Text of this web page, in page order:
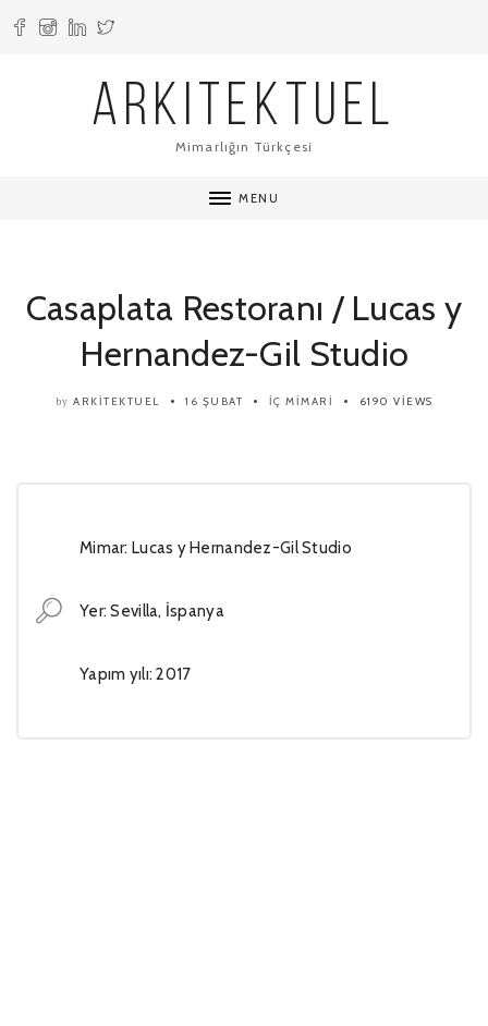
ARKITEKTUEL
Mimarlığın Türkçesi
MENU
Casaplata Restoranı / Lucas y
Hernandez-Gil Studio
by ARKITEKTUEL 16 ŞUBAT İÇ MIMARI 6190 VIEWS
Mimar: Lucas y Hernandez-Gil Studio
Yer: Sevilla, İspanya
Yapım yılı: 2017